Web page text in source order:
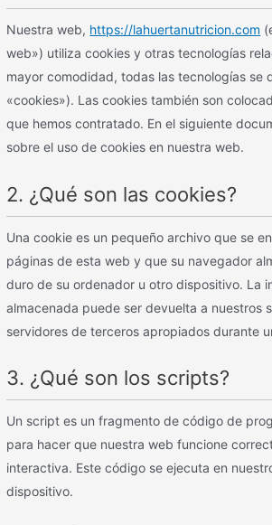
Nuestra web, https://lahuertanutricion.com
web») utiliza cookies y otras tecnologías
mayor comodidad, todas las tecnologías se
«cookies»). Las cookies también son
que hemos contratado. En el siguiente
sobre el uso de cookies en nuestra web.
2. ¿Qué son las cookies?
Una cookie es un pequeño archivo que se
páginas de esta web y que su navegador
duro de su ordenador u otro dispositivo. La
almacenada puede ser devuelta a nuestros
servidores de terceros apropiados durante
3. ¿Qué son los scripts?
Un script es un fragmento de código de
para hacer que nuestra web funcione
interactiva. Este código se ejecuta en
dispositivo.